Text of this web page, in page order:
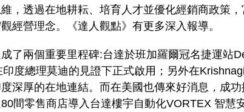
，透過在地耕耘、培育人才並優化經銷商政策，
經營理念。《達人觀點》有更多深入報導。
了兩個重要里程碑:台達於班加羅爾冠名捷運站
度總理莫迪的見證下正式啟用；另外在
深厚的在地連結。而在美國也傳來好消息，成功
間零售商店導入台達樓宇自動化VORTEX 智慧